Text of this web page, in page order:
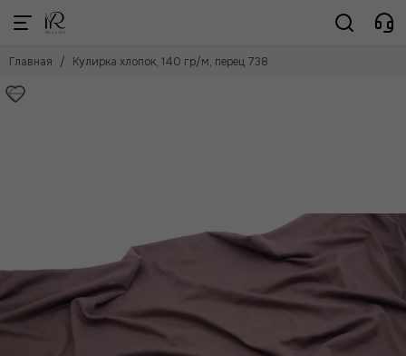
Главная Кулирка хлопок, 140 гр/м, перец 738